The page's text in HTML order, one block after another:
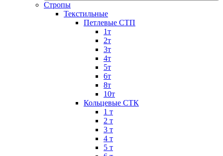
Стропы
Текстильные
Петлевые СТП
1т
2т
3т
4т
5т
6т
8т
10т
Кольцевые СТК
1 т
2 т
3 т
4 т
5 т